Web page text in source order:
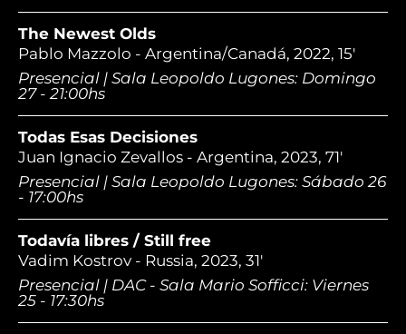
The Newest Olds
Pablo Mazzolo - Argentina/Canadá, 2022, 15'
Presencial | Sala Leopoldo Lugones: Domingo
27 - 21:00hs
Todas Esas Decisiones
Juan Ignacio Zevallos - Argentina, 2023, 71'
Presencial | Sala Leopoldo Lugones: Sábado 26
- 17:00hs
Todavía libres / Still free
Vadim Kostrov - Russia, 2023, 31'
Presencial | DAC - Sala Mario Sofficci: Viernes
25 - 17:30hs